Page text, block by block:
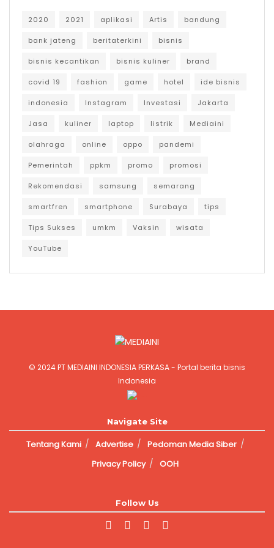
2020 2021 aplikasi Artis bandung
bank jateng beritaterkini bisnis
bisnis kecantikan bisnis kuliner brand
covid 19 fashion game hotel ide bisnis
indonesia Instagram Investasi Jakarta
Jasa kuliner laptop listrik Mediaini
olahraga online oppo pandemi
Pemerintah ppkm promo promosi
Rekomendasi samsung semarang
smartfren smartphone Surabaya tips
Tips Sukses umkm Vaksin wisata
YouTube
© 2024PT MEDIAINI INDONESIA PERKASA- Portal berita bisnis
Indonesia
Navigate Site
Tentang Kami Advertise
Pedoman Media Siber
Privacy Policy
OOH
Follow Us